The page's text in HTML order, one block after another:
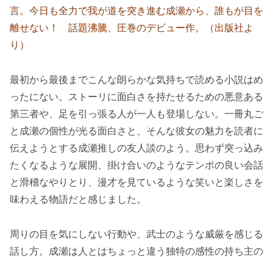
言。今日も全力で我が道を突き進む成瀬から、誰もが目を
離せない！ 話題沸騰、圧巻のデビュー作。（出版社よ
り）
最初から最後までこんな朗らかな気持ちで読める小説はめ
ったにない。ストーリに面白さを持たせるための悪意ある
第三者や、足を引っ張る人が一人も登場しない。一冊丸ご
と成瀬の個性が光る面白さと、そんな彼女の魅力を読者に
伝えようとする成瀬推しの友人談のよう。思わず突っ込み
たくなるような展開、掛け合いのようなテンポの良い会話
と滑稽なやりとり、漫才を見ているような笑いと楽しさを
味わえる物語だと感じました。
周りの目を気にしない行動や、武士のような威厳を感じる
話し方。成瀬は人とはちょっと違う独特の感性の持ち主の